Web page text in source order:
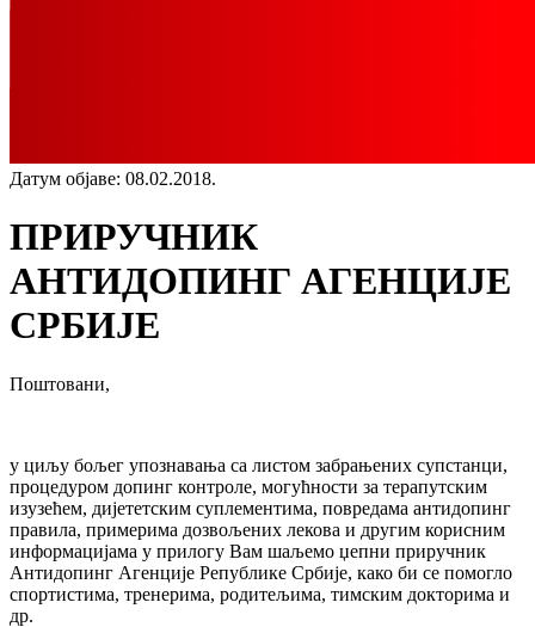
Датум објаве: 08.02.2018.
ПРИРУЧНИК
АНТИДОПИНГ АГЕНЦИЈЕ
СРБИЈЕ
Поштовани,
у циљу бољег упознавања са листом забрањених супстанци,
процедуром допинг контроле, могућности за терапутским
изузећем, дијететским суплементима, повредама антидопинг
правила, примерима дозвољених лекова и другим корисним
информацијама у прилогу Вам шаљемо џепни приручник
Антидопинг Агенције Републике Србије, како би се помогло
спортистима, тренерима, родитељима, тимским докторима и
др.